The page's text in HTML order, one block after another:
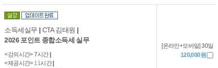
소득세실무 | CTA 김태원 |
2026 포인트 종합소득세 실무
<강의시간> 7시간
<제공시간> 11시간
[온라인+모바일] 30일
120,000원